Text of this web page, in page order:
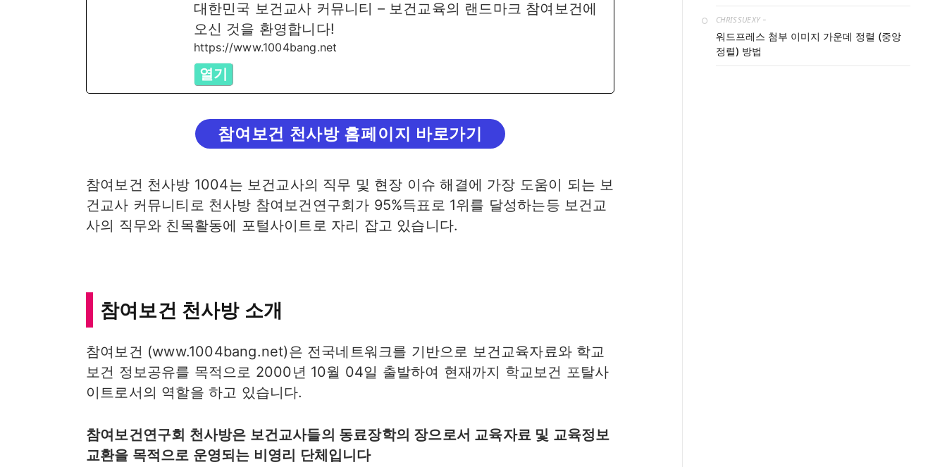
대한민국 보건교사 커뮤니티 – 보건교육의 랜드마크 참여보건에
오신 것을 환영합니다!
https://www.1004bang.net
열기
참여보건 천사방 홈페이지 바로가기
참여보건 천사방 1004는 보건교사의 직무 및 현장 이슈 해결에 가장 도움이 되는 보
건교사 커뮤니티로 천사방 참여보건연구회가 95%득표로 1위를 달성하는등 보건교
사의 직무와 친목활동에 포털사이트로 자리 잡고 있습니다.
참여보건 천사방 소개
참여보건 (www.1004bang.net)은 전국네트워크를 기반으로 보건교육자료와 학교
보건 정보공유를 목적으로 2000년 10월 04일 출발하여 현재까지 학교보건 포탈사
이트로서의 역할을 하고 있습니다.
참여보건연구회 천사방은 보건교사들의 동료장학의 장으로서 교육자료 및 교육정보
교환을 목적으로 운영되는 비영리 단체입니다
CHRISSUEXY -
워드프레스 첨부 이미지 가운데 정렬 (중앙
정렬) 방법